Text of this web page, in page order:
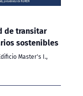
de transitar
sostenibles
Master's I.,